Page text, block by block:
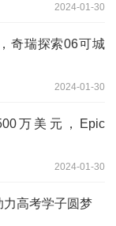
2024-01-30
奇瑞探索06可城
2024-01-30
万美元，Epic
2024-01-30
高考学子圆梦